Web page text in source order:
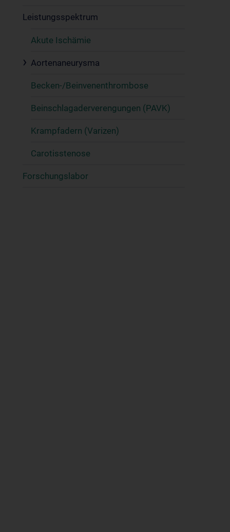
Leistungsspektrum
Akute Ischämie
Aortenaneurysma
Becken-/Beinvenenthrombose
Beinschlagaderverengungen (PAVK)
Krampfadern (Varizen)
Carotisstenose
Forschungslabor